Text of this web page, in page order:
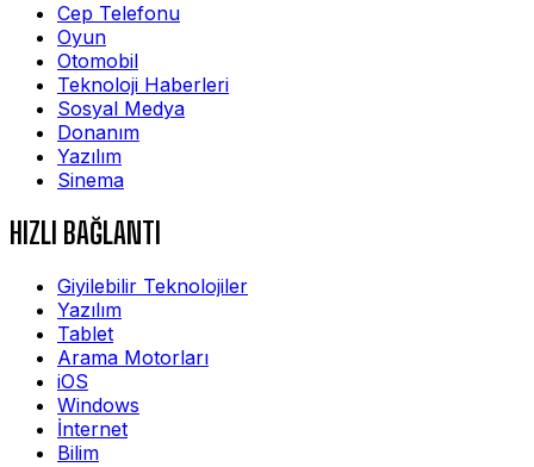
Cep Telefonu
Oyun
Otomobil
Teknoloji Haberleri
Sosyal Medya
Donanım
Yazılım
Sinema
HIZLI BAĞLANTI
Giyilebilir Teknolojiler
Yazılım
Tablet
Arama Motorları
iOS
Windows
İnternet
Bilim